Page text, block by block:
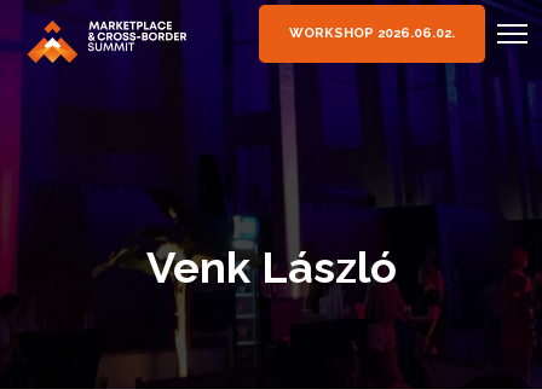
WORKSHOP 2026.06.02.
Venk László